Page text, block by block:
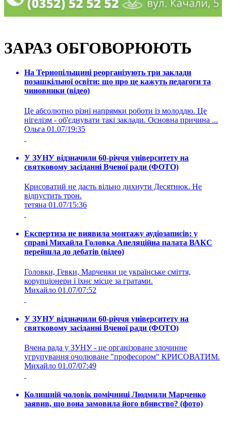
ЗАРАЗ ОБГОВОРЮЮТЬ
На Тернопільщині реорганізують три заклади
позашкільної освіти: що про це кажуть педагоги та
чиновники (відео)
Це абсолютно різні напрямки роботи із молоддю. Це
нігелізм - об'єднувати такі заклади. Основна причина ...
Ольга 01.07/19:35
У ЗУНУ відзначили 60-річчя університету на
святковому засіданні Вченої ради (ФОТО)
Крисоватий не дасть вільно дихнути Десятнюк. Не
відпустить трон.
тетяна 01.07/15:36
Експертиза не виявила монтажу аудіозаписів: у
справі Михайла Головка Апеляційна палата ВАКС
перейшла до дебатів (відео)
Головки, Гевки, Марченки це українське сміття,
корупціонери і їхнє місце за гратами.
Михайло 01.07/07:52
У ЗУНУ відзначили 60-річчя університету на
святковому засіданні Вченої ради (ФОТО)
Вчена рада у ЗУНУ - це організоване злочинне
угрупування очолюване "професором" КРИСОВАТИМ.
Михайло 01.07/07:49
Колишній чоловік помічниці Людмили Марченко
заявив, що вона замовила його вбивство? (фото)